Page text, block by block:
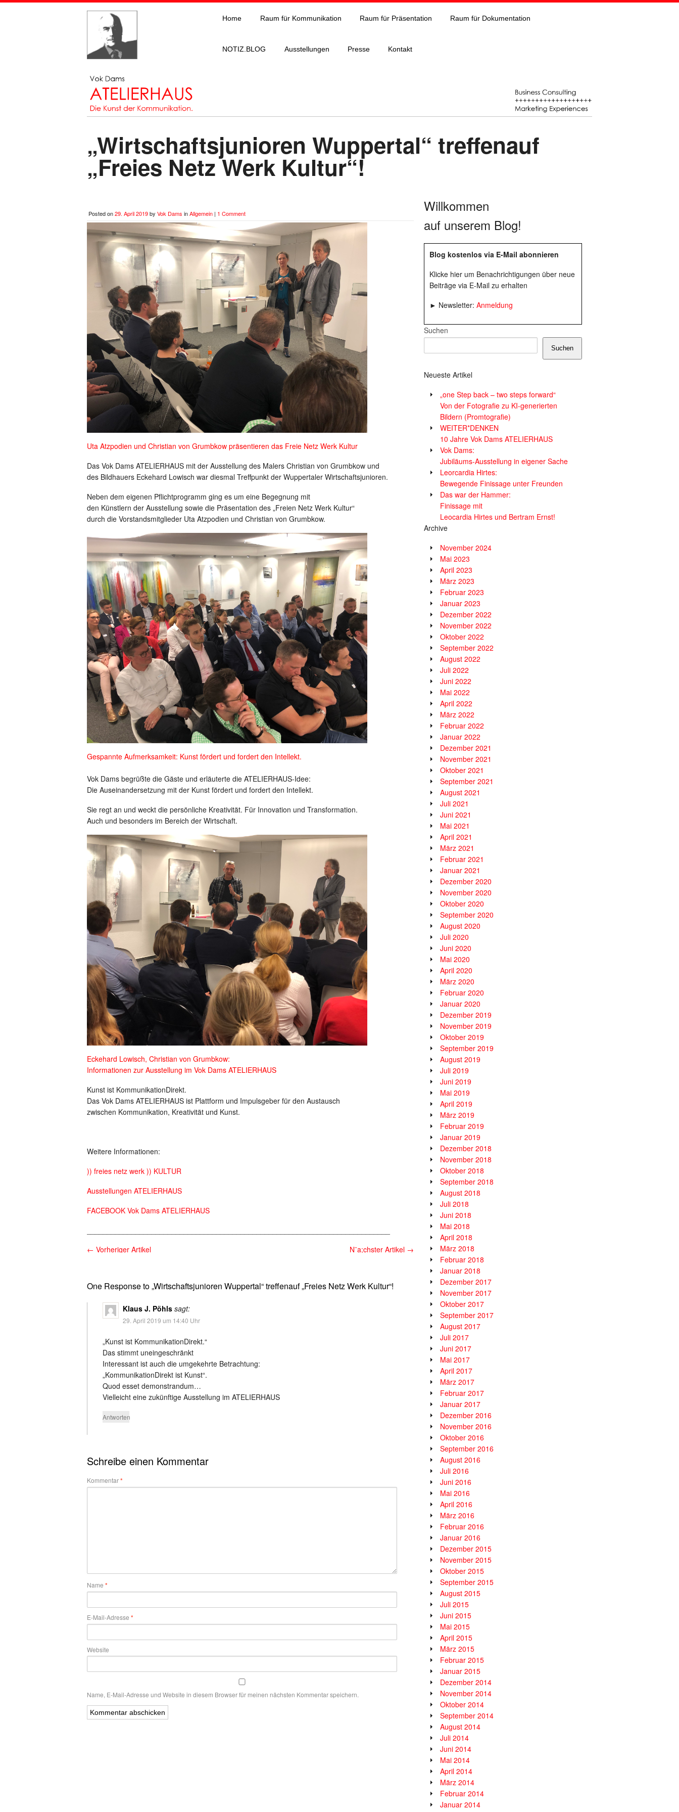
Home Raum für Kommunikation Raum für Präsentation Raum für Dokumentation
NOTIZ.BLOG Ausstellungen Presse Kontakt
„Wirtschaftsjunioren Wuppertal“ treffenauf
„Freies Netz Werk Kultur“!
Posted on29. April 2019by Vok Dams inAllgemein | 1 Comment
Uta Atzpodien und Christian von Grumbkow präsentieren das Freie Netz Werk Kultur
Das Vok Dams ATELIERHAUS mit der Ausstellung des Malers Christian von Grumbkow und
des Bildhauers Eckehard Lowisch war diesmal Treffpunkt der Wuppertaler Wirtschaftsjunioren.
Neben dem eigenen Pflichtprogramm ging es um eine Begegnung mit
den Künstlern der Ausstellung sowie die Präsentation des „Freien Netz Werk Kultur“
durch die Vorstandsmitglieder Uta Atzpodien und Christian von Grumbkow.
Gespannte Aufmerksamkeit: Kunst fördert und fordert den Intellekt.
Vok Dams begrüßte die Gäste und erläuterte die ATELIERHAUS-Idee:
Die Auseinandersetzung mit der Kunst fördert und fordert den Intellekt.
Sie regt an und weckt die persönliche Kreativität. Für Innovation und Transformation.
Auch und besonders im Bereich der Wirtschaft.
Eckehard Lowisch, Christian von Grumbkow:
Informationen zur Ausstellung im Vok Dams ATELIERHAUS
Kunst ist KommunikationDirekt.
Das Vok Dams ATELIERHAUS ist Plattform und Impulsgeber für den Austausch
zwischen Kommunikation, Kreativität und Kunst.
Weitere Informationen:
)) freies netz werk )) KULTUR
Ausstellungen ATELIERHAUS
FACEBOOK Vok Dams ATELIERHAUS
← Vorheriger Artikel N¨a;chster Artikel →
One Response to „Wirtschaftsjunioren Wuppertal“ treffenauf „Freies Netz Werk Kultur“!
Klaus J. Pöhls sagt:
29. April 2019 um 14:40 Uhr
„Kunst ist KommunikationDirekt.“
Das stimmt uneingeschränkt
Interessant ist auch die umgekehrte Betrachtung:
„KommunikationDirekt ist Kunst“.
Quod esset demonstrandum…
Vielleicht eine zukünftige Ausstellung im ATELIERHAUS
Antworten
Schreibe einen Kommentar
Kommentar*
Name *
E-Mail-Adresse *
Website
Name, E-Mail-Adresse und Website in diesem Browser für meinen nächsten Kommentar speichern.
Willkommen
auf unserem Blog!
Blog kostenlos via E-Mail abonnieren
Klicke hier um Benachrichtigungen über neue
Beiträge via E-Mail zu erhalten
► Newsletter: Anmeldung
Suchen
Suchen
Neueste Artikel
„one Step back – two steps forward“
Von der Fotografie zu KI-generierten
Bildern (Promtografie)
WEITER*DENKEN
10 Jahre Vok Dams ATELIERHAUS
Vok Dams:
Jubiläums-Ausstellung in eigener Sache
Leorcardia Hirtes:
Bewegende Finissage unter Freunden
Das war der Hammer:
Finissage mit
Leocardia Hirtes und Bertram Ernst!
Archive
November 2024
Mai 2023
April 2023
März 2023
Februar 2023
Januar 2023
Dezember 2022
November 2022
Oktober 2022
September 2022
August 2022
Juli 2022
Juni 2022
Mai 2022
April 2022
März 2022
Februar 2022
Januar 2022
Dezember 2021
November 2021
Oktober 2021
September 2021
August 2021
Juli 2021
Juni 2021
Mai 2021
April 2021
März 2021
Februar 2021
Januar 2021
Dezember 2020
November 2020
Oktober 2020
September 2020
August 2020
Juli 2020
Juni 2020
Mai 2020
April 2020
März 2020
Februar 2020
Januar 2020
Dezember 2019
November 2019
Oktober 2019
September 2019
August 2019
Juli 2019
Juni 2019
Mai 2019
April 2019
März 2019
Februar 2019
Januar 2019
Dezember 2018
November 2018
Oktober 2018
September 2018
August 2018
Juli 2018
Juni 2018
Mai 2018
April 2018
März 2018
Februar 2018
Januar 2018
Dezember 2017
November 2017
Oktober 2017
September 2017
August 2017
Juli 2017
Juni 2017
Mai 2017
April 2017
März 2017
Februar 2017
Januar 2017
Dezember 2016
November 2016
Oktober 2016
September 2016
August 2016
Juli 2016
Juni 2016
Mai 2016
April 2016
März 2016
Februar 2016
Januar 2016
Dezember 2015
November 2015
Oktober 2015
September 2015
August 2015
Juli 2015
Juni 2015
Mai 2015
April 2015
März 2015
Februar 2015
Januar 2015
Dezember 2014
November 2014
Oktober 2014
September 2014
August 2014
Juli 2014
Juni 2014
Mai 2014
April 2014
März 2014
Februar 2014
Januar 2014